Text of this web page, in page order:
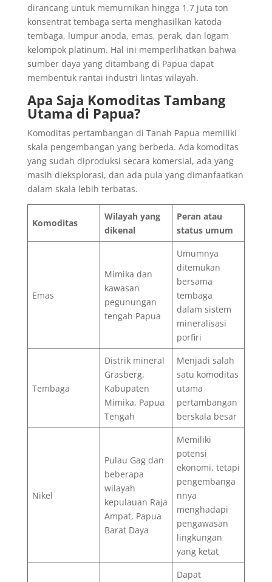
dirancang untuk memurnikan hingga 1,7 juta ton
konsentrat tembaga serta menghasilkan katoda
tembaga, lumpur anoda, emas, perak, dan logam
kelompok platinum. Hal ini memperlihatkan bahwa
sumber daya yang ditambang di Papua dapat
membentuk rantai industri lintas wilayah.
Apa Saja Komoditas Tambang
Utama di Papua?
Komoditas pertambangan di Tanah Papua memiliki
skala pengembangan yang berbeda. Ada komoditas
yang sudah diproduksi secara komersial, ada yang
masih dieksplorasi, dan ada pula yang dimanfaatkan
dalam skala lebih terbatas.
Komoditas
Wilayah yang
dikenal
Peran atau
status umum
Emas
Mimika dan
kawasan
pegunungan
tengah Papua
Umumnya
ditemukan
bersama
tembaga
dalam sistem
mineralisasi
porfiri
Tembaga
Distrik mineral
Grasberg,
Kabupaten
Mimika, Papua
Tengah
Menjadi salah
satu komoditas
utama
pertambangan
berskala besar
Nikel
Pulau Gag dan
beberapa
wilayah
kepulauan Raja
Ampat, Papua
Barat Daya
Memiliki
potensi
ekonomi, tetapi
pengembanga
nnya
menghadapi
pengawasan
lingkungan
yang ketat
Dapat